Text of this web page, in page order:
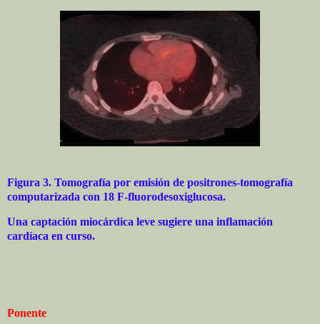
Figura 3. Tomografía por emisión de positrones-tomografía
computarizada con 18 F-fluorodesoxiglucosa.
Una captación miocárdica leve sugiere una inflamación
cardíaca en curso.
Ponente